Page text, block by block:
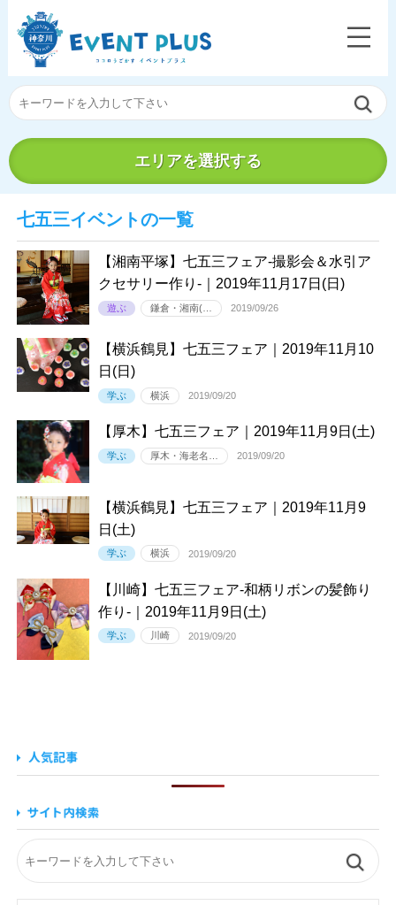
エリアを選択する
七五三イベントの一覧
【湘南平塚】七五三フェア-撮影会＆水引ア
クセサリー作り-｜2019年11月17日(日)
遊ぶ 鎌倉・湘南(… 2019/09/26
【横浜鶴見】七五三フェア｜2019年11月10
日(日)
学ぶ 横浜 2019/09/20
【厚木】七五三フェア｜2019年11月9日(土)
学ぶ 厚木・海老名… 2019/09/20
【横浜鶴見】七五三フェア｜2019年11月9
日(土)
学ぶ 横浜 2019/09/20
【川崎】七五三フェア-和柄リボンの髪飾り
作り-｜2019年11月9日(土)
学ぶ 川崎 2019/09/20